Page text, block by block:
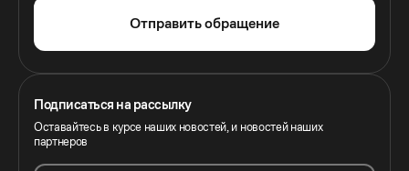
Отправить обращение
Подписаться на рассылку
Оставайтесь в курсе наших новостей, и новостей наших
партнеров